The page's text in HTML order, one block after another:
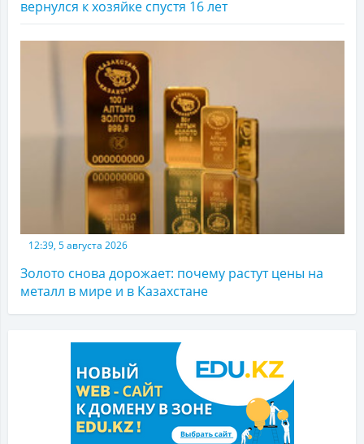
вернулся к хозяйке спустя 16 лет
12:39, 5 августа 2026
Золото снова дорожает: почему растут цены на
металл в мире и в Казахстане